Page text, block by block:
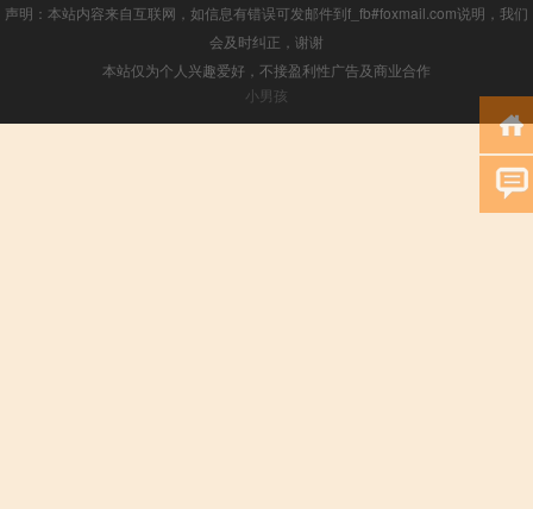
声明：本站内容来自互联网，如信息有错误可发邮件到f_fb#foxmail.com说明，我们
会及时纠正，谢谢
本站仅为个人兴趣爱好，不接盈利性广告及商业合作
小男孩